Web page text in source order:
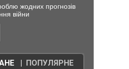
жодних прогнозів
війни
| ПОПУЛЯРНЕ